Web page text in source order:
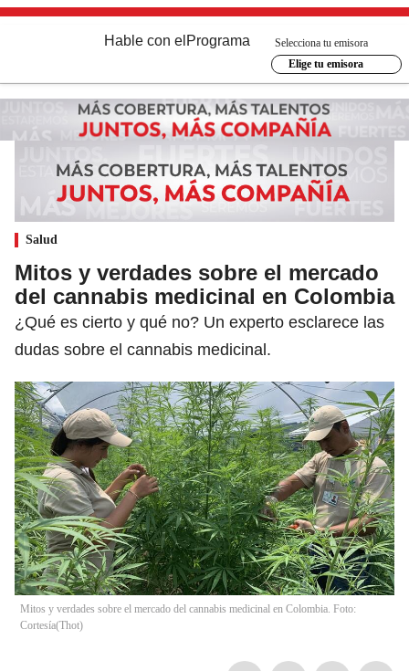
Hable con el Programa
Selecciona tu emisora
Elige tu emisora
Salud
Mitos y verdades sobre el mercado
del cannabis medicinal en Colombia
¿Qué es cierto y qué no? Un experto esclarece las
dudas sobre el cannabis medicinal.
Mitos y verdades sobre el mercado del cannabis medicinal en Colombia. Foto:
Cortesía(Thot)